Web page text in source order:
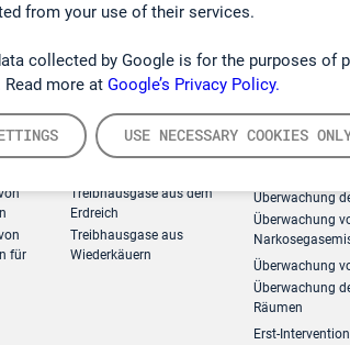
from your use of their services.
collected by Google is for the purposes of
more at Google’s Privacy Policy.
USE NECESSARY COOKIES
für
Treibhausgase aus dem
Erdreich
Treibhausgase aus
Wiederkäuern
Überwachung
Überwachung
Überwachung
Überwachung
Räumen
Erst-Intervention